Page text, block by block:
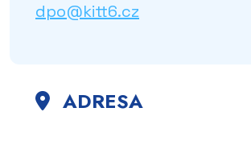
dpo@kitt6.cz
ADRESA